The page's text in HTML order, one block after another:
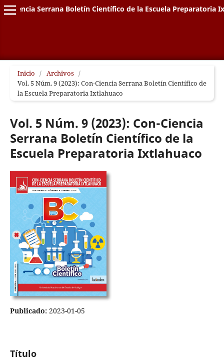
Ciencia Serrana Boletín Científico de la Escuela Preparatoria
Inicio / Archivos /
Vol. 5 Núm. 9 (2023): Con-Ciencia Serrana Boletín Científico de
la Escuela Preparatoria Ixtlahuaco
Vol. 5 Núm. 9 (2023): Con-Ciencia
Serrana Boletín Científico de la
Escuela Preparatoria Ixtlahuaco
Publicado: 2023-01-05
Título